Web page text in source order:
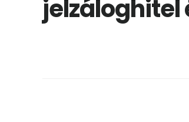
jelzáloghitel